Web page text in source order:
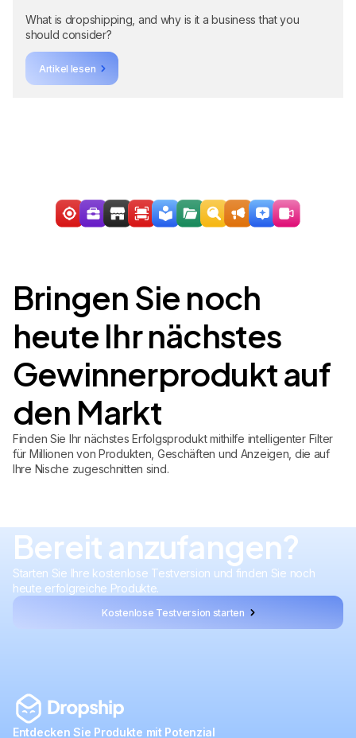
Artikel lesen
What is dropshipping, and why is it a business that you
should consider?
Bringen Sie noch
heute Ihr nächstes
Gewinnerprodukt auf
den Markt
Finden Sie Ihr nächstes Erfolgsprodukt mithilfe intelligenter Filter
für Millionen von Produkten, Geschäften und Anzeigen, die auf
Ihre Nische zugeschnitten sind.
Bereit anzufangen?
Starten Sie Ihre kostenlose Testversion und finden Sie noch
heute erfolgreiche Produkte.
Kostenlose Testversion starten
Entdecken Sie Produkte mit Potenzial